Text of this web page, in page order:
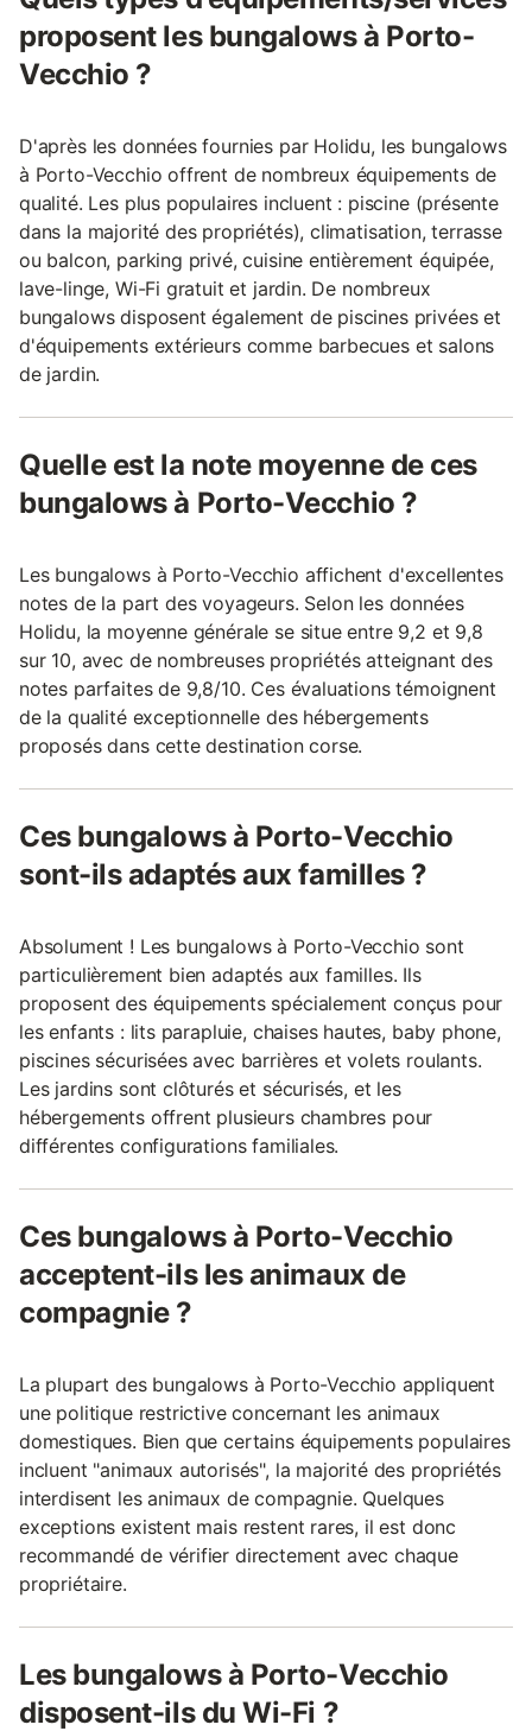
proposent les bungalows à Porto-
Vecchio ?
D'après les données fournies par Holidu, les bungalows
à Porto-Vecchio offrent de nombreux équipements de
qualité. Les plus populaires incluent : piscine (présente
dans la majorité des propriétés), climatisation, terrasse
ou balcon, parking privé, cuisine entièrement équipée,
lave-linge, Wi-Fi gratuit et jardin. De nombreux
bungalows disposent également de piscines privées et
d'équipements extérieurs comme barbecues et salons
de jardin.
Quelle est la note moyenne de ces
bungalows à Porto-Vecchio ?
Les bungalows à Porto-Vecchio affichent d'excellentes
notes de la part des voyageurs. Selon les données
Holidu, la moyenne générale se situe entre 9,2 et 9,8
sur 10, avec de nombreuses propriétés atteignant des
notes parfaites de 9,8/10. Ces évaluations témoignent
de la qualité exceptionnelle des hébergements
proposés dans cette destination corse.
Ces bungalows à Porto-Vecchio
sont-ils adaptés aux familles ?
Absolument ! Les bungalows à Porto-Vecchio sont
particulièrement bien adaptés aux familles. Ils
proposent des équipements spécialement conçus pour
les enfants : lits parapluie, chaises hautes, baby phone,
piscines sécurisées avec barrières et volets roulants.
Les jardins sont clôturés et sécurisés, et les
hébergements offrent plusieurs chambres pour
différentes configurations familiales.
Ces bungalows à Porto-Vecchio
acceptent-ils les animaux de
compagnie ?
La plupart des bungalows à Porto-Vecchio appliquent
une politique restrictive concernant les animaux
domestiques. Bien que certains équipements populaires
incluent "animaux autorisés", la majorité des propriétés
interdisent les animaux de compagnie. Quelques
exceptions existent mais restent rares, il est donc
recommandé de vérifier directement avec chaque
propriétaire.
Les bungalows à Porto-Vecchio
disposent-ils du Wi-Fi ?